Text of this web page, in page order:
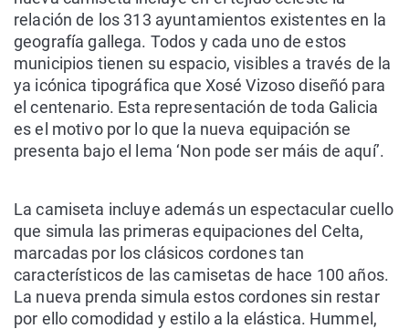
relación de los 313 ayuntamientos existentes en la
geografía gallega. Todos y cada uno de estos
municipios tienen su espacio, visibles a través de la
ya icónica tipográfica que Xosé Vizoso diseñó para
el centenario. Esta representación de toda Galicia
es el motivo por lo que la nueva equipación se
presenta bajo el lema‘Non pode ser máis de aquí’.
La camiseta incluye además un espectacular cuello
que simula las primeras equipaciones del Celta,
marcadas por los clásicos cordones tan
característicos de las camisetas de hace 100 años.
La nueva prenda simula estos cordones sin restar
por ello comodidad y estilo a la elástica. Hummel,